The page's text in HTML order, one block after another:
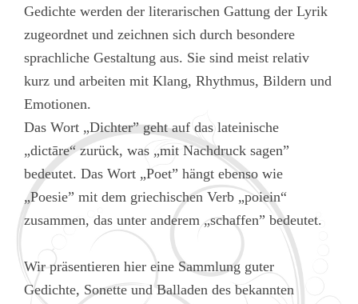
Gedichte werden der literarischen Gattung der Lyrik
zugeordnet und zeichnen sich durch besondere
sprachliche Gestaltung aus. Sie sind meist relativ
kurz und arbeiten mit Klang, Rhythmus, Bildern und
Emotionen.
Das Wort „Dichter” geht auf das lateinische
„dictāre“ zurück, was „mit Nachdruck sagen”
bedeutet. Das Wort „Poet” hängt ebenso wie
„Poesie” mit dem griechischen Verb „poiein“
zusammen, das unter anderem „schaffen” bedeutet.
Wir präsentieren hier eine Sammlung guter
Gedichte, Sonette und Balladen des bekannten